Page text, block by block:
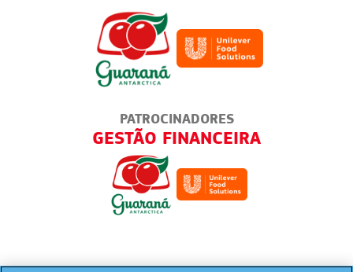
PATROCINADORES
RESTAURANTES